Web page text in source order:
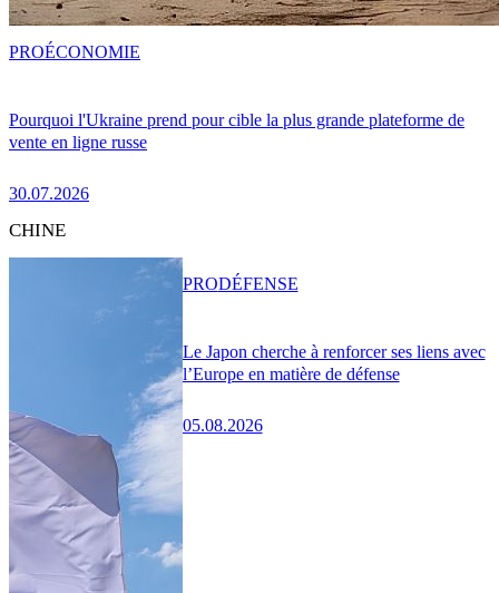
Pourquoi l'Ukraine prend pour cible la plus grande plateforme de
vente en ligne russe
30.07.2026
PROÉCONOMIE
CHINE
Le Japon cherche à renforcer ses liens avec
l’Europe en matière de défense
05.08.2026
PRODÉFENSE